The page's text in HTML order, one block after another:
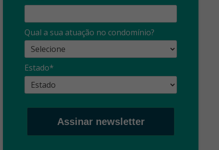
Qual a sua atuação no condomínio?
Estado*
Assinar newsletter